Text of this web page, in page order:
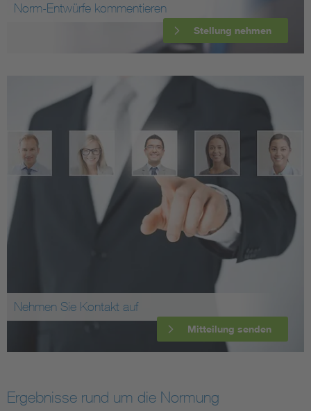
Norm-Entwürfe kommentieren
Stellung nehmen
Nehmen Sie Kontakt auf
Mitteilung senden
Ergebnisse rund um die Normung